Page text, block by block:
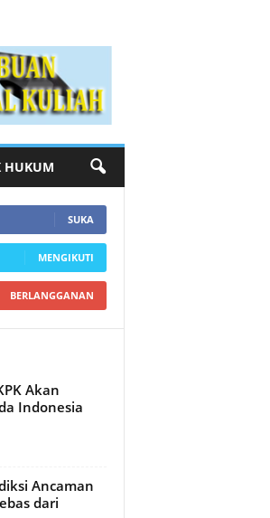
HUKUM
SUKA
MENGIKUTI
BERLANGGANAN
Akan
Indonesia
Ancaman
dari